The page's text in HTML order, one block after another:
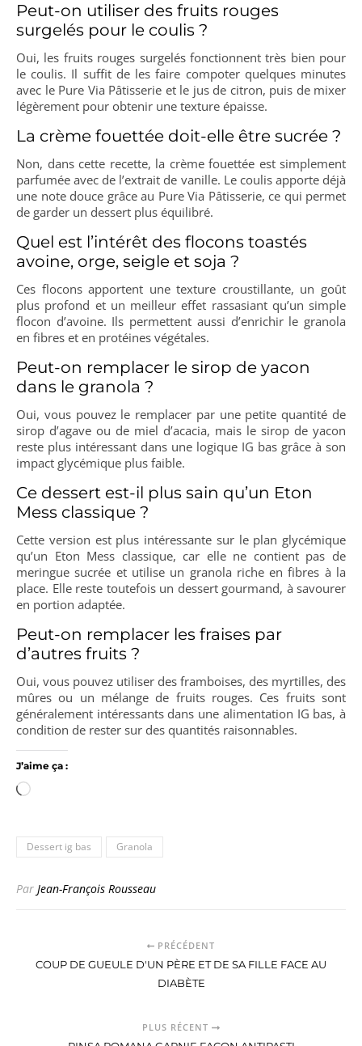
Peut-on utiliser des fruits rouges
surgelés pour le coulis ?
Oui, les fruits rouges surgelés fonctionnent très bien pour
le coulis. Il suffit de les faire compoter quelques minutes
avec le Pure Via Pâtisserie et le jus de citron, puis de mixer
légèrement pour obtenir une texture épaisse.
La crème fouettée doit-elle être sucrée ?
Non, dans cette recette, la crème fouettée est simplement
parfumée avec de l’extrait de vanille. Le coulis apporte déjà
une note douce grâce au Pure Via Pâtisserie, ce qui permet
de garder un dessert plus équilibré.
Quel est l’intérêt des flocons toastés
avoine, orge, seigle et soja ?
Ces flocons apportent une texture croustillante, un goût
plus profond et un meilleur effet rassasiant qu’un simple
flocon d’avoine. Ils permettent aussi d’enrichir le granola
en fibres et en protéines végétales.
Peut-on remplacer le sirop de yacon
dans le granola ?
Oui, vous pouvez le remplacer par une petite quantité de
sirop d’agave ou de miel d’acacia, mais le sirop de yacon
reste plus intéressant dans une logique IG bas grâce à son
impact glycémique plus faible.
Ce dessert est-il plus sain qu’un Eton
Mess classique ?
Cette version est plus intéressante sur le plan glycémique
qu’un Eton Mess classique, car elle ne contient pas de
meringue sucrée et utilise un granola riche en fibres à la
place. Elle reste toutefois un dessert gourmand, à savourer
en portion adaptée.
Peut-on remplacer les fraises par
d’autres fruits ?
Oui, vous pouvez utiliser des framboises, des myrtilles, des
mûres ou un mélange de fruits rouges. Ces fruits sont
généralement intéressants dans une alimentation IG bas, à
condition de rester sur des quantités raisonnables.
J’aime ça :
Chargement…
Dessert ig bas Granola
Par Jean-François Rousseau
PRÉCÉDENT
COUP DE GUEULE D'UN PÈRE ET DE SA FILLE FACE AU
DIABÈTE
PLUS RÉCENT